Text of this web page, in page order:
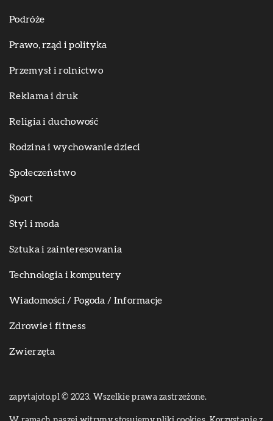
Podróże
Prawo, rząd i polityka
Przemysł i rolnictwo
Reklama i druk
Religia i duchowość
Rodzina i wychowanie dzieci
Społeczeństwo
Sport
Styl i moda
Sztuka i zainteresowania
Technologia i komputery
Wiadomości / Pogoda / Informacje
Zdrowie i fitness
Zwierzęta
zapytajoto.pl © 2023. Wszelkie prawa zastrzeżone.